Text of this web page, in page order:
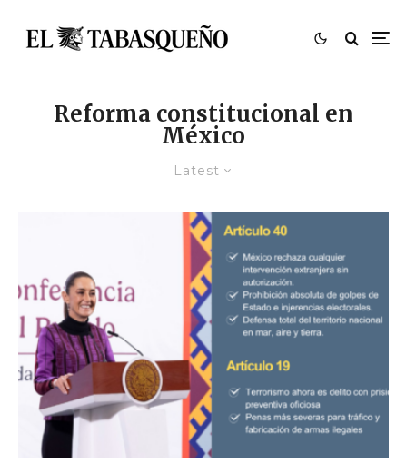
Reforma constitucional en
México
Latest